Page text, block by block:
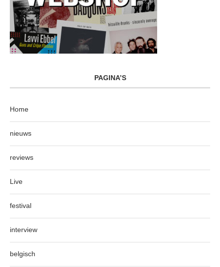
PAGINA’S
Home
nieuws
reviews
Live
festival
interview
belgisch